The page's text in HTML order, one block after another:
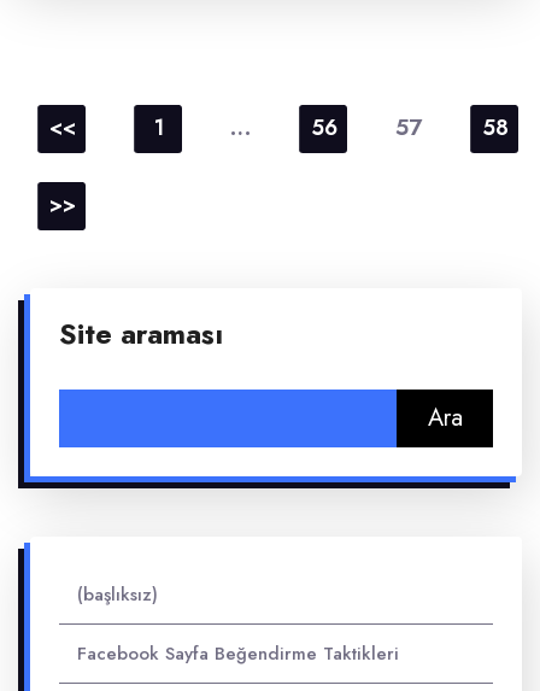
sayfalaması
<< 1 … 56 57 58
>>
Site araması
(başlıksız)
Facebook Sayfa Beğendirme Taktikleri